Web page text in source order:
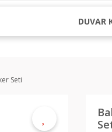
DUVAR
Seti